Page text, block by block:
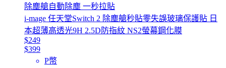
除塵艙自動除塵 一秒拉貼
i-mage 任天堂Switch 2 除塵艙秒貼零失誤玻璃保護貼 日
本超薄高透光9H 2.5D防指紋 NS2螢幕鋼化膜
$249
$399
P幣